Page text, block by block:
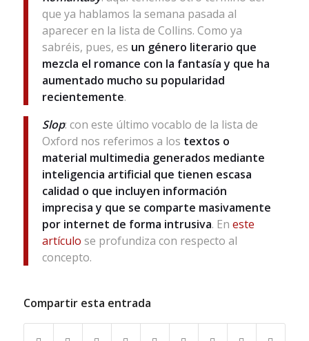
que ya hablamos la semana pasada al
aparecer en la lista de Collins. Como ya
sabréis, pues, es un género literario que
mezcla el romance con la fantasía y que ha
aumentado mucho su popularidad
recientemente.
Slop: con este último vocablo de la lista de
Oxford nos referimos a los textos o
material multimedia generados mediante
inteligencia artificial que tienen escasa
calidad o que incluyen información
imprecisa y que se comparte masivamente
por internet de forma intrusiva. En este
artículo se profundiza con respecto al
concepto.
Compartir esta entrada